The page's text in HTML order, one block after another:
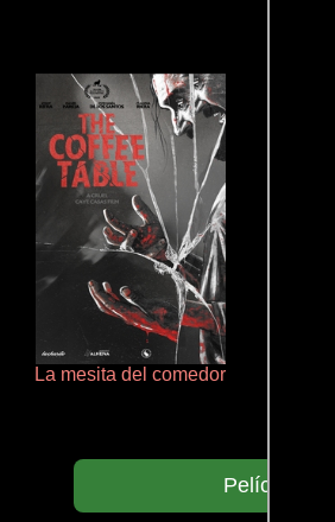
La mesita del comedor
Películas